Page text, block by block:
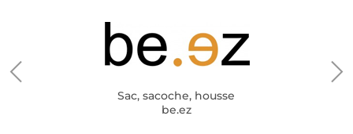
Sac, sacoche, housse
be.ez